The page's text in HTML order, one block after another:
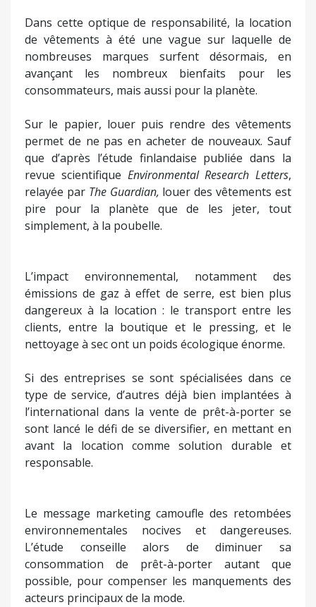
Dans cette optique de responsabilité, la location
de vêtements à été une vague sur laquelle de
nombreuses marques surfent désormais, en
avançant les nombreux bienfaits pour les
consommateurs, mais aussi pour la planète.
Sur le papier, louer puis rendre des vêtements
permet de ne pas en acheter de nouveaux. Sauf
que d’après l’étude finlandaise publiée dans la
revue scientifique Environmental Research Letters,
relayée par The Guardian, louer des vêtements est
pire pour la planète que de les jeter, tout
simplement, à la poubelle.
L’impact environnemental, notamment des
émissions de gaz à effet de serre, est bien plus
dangereux à la location : le transport entre les
clients, entre la boutique et le pressing, et le
nettoyage à sec ont un poids écologique énorme.
Si des entreprises se sont spécialisées dans ce
type de service, d’autres déjà bien implantées à
l’international dans la vente de prêt-à-porter se
sont lancé le défi de se diversifier, en mettant en
avant la location comme solution durable et
responsable.
Le message marketing camoufle des retombées
environnementales nocives et dangereuses.
L’étude conseille alors de diminuer sa
consommation de prêt-à-porter autant que
possible, pour compenser les manquements des
acteurs principaux de la mode.